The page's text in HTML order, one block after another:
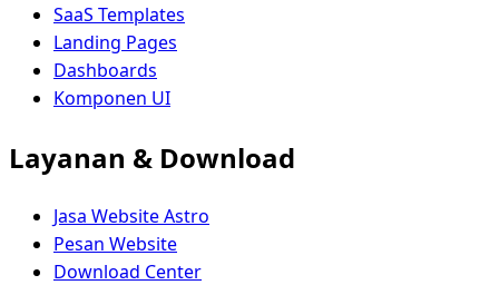
SaaS Templates
Landing Pages
Dashboards
Komponen UI
Layanan & Download
Jasa Website Astro
Pesan Website
Download Center